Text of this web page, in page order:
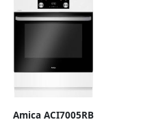
Amica ACI7005RB